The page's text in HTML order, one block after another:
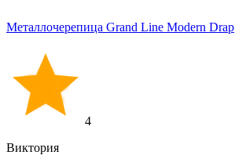
Металлочерепица Grand Line Modern Drap
4
Виктория